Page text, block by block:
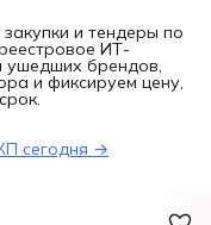
и тендеры по
ИТ-
ушедших брендов,
и фиксируем цену,
сегодня →